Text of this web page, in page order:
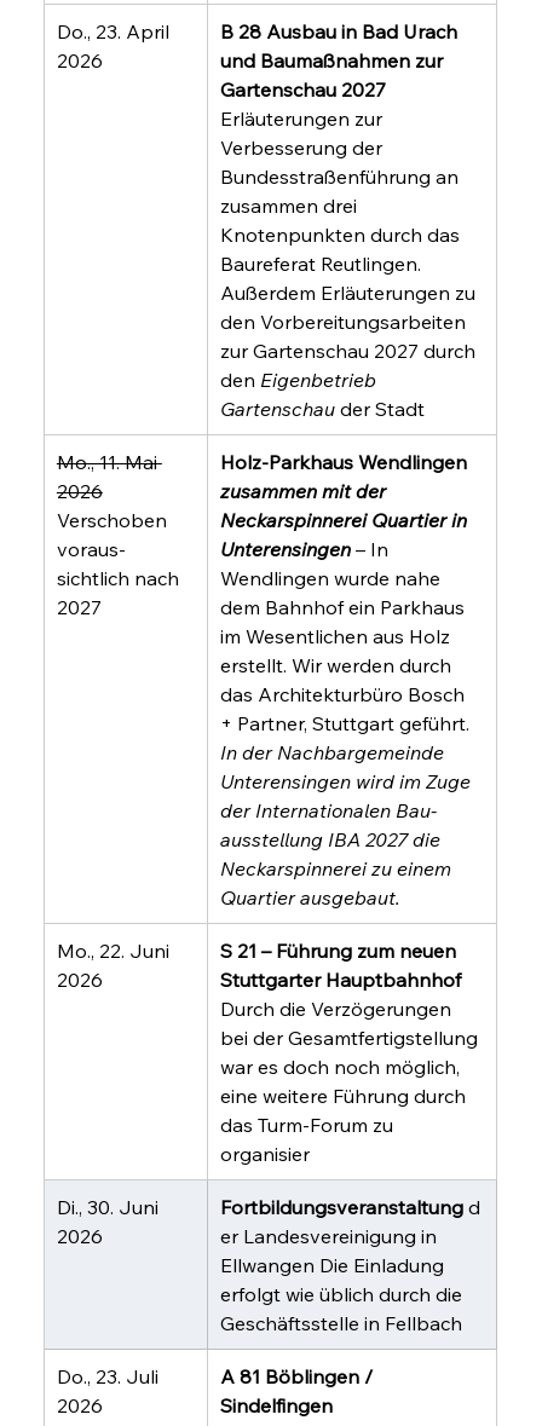
Do., 23. April
2026
B 28 Ausbau in Bad Urach
und Baumaßnahmen zur
Gartenschau 2027
Erläuterungen zur
Verbesserung der
Bundesstraßenführung an
zusammen drei
Knotenpunkten durch das
Baureferat Reutlingen.
Außerdem Erläuterungen zu
den Vorbereitungsarbeiten
zur Gartenschau 2027 durch
den Eigenbetrieb
Gartenschau der Stadt
Mo., 11. Mai
2026
Verschoben
voraus-
sichtlich nach
2027
Holz-Parkhaus Wendlingen
zusammen mit der
Neckarspinnerei Quartier in
Unterensingen – In
Wendlingen wurde nahe
dem Bahnhof ein Parkhaus
im Wesentlichen aus Holz
erstellt. Wir werden durch
das Architekturbüro Bosch
+ Partner, Stuttgart geführt.
In der Nachbargemeinde
Unterensingen wird im Zuge
der Internationalen Bau-
ausstellung IBA 2027 die
Neckarspinnerei zu einem
Quartier ausgebaut.
Mo., 22. Juni
2026
S 21 – Führung zum neuen
Stuttgarter Hauptbahnhof
Durch die Verzögerungen
bei der Gesamtfertigstellung
war es doch noch möglich,
eine weitere Führung durch
das Turm-Forum zu
organisier
Di., 30. Juni
2026
Fortbildungsveranstaltung d
er Landesvereinigung in
Ellwangen Die Einladung
erfolgt wie üblich durch die
Geschäftsstelle in Fellbach
Do., 23. Juli
2026
A 81 Böblingen /
Sindelfingen